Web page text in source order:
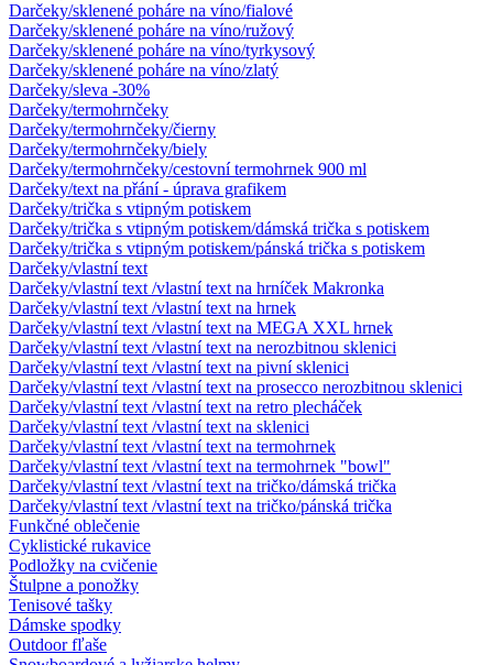
Darčeky/sklenené poháre na víno/fialové
Darčeky/sklenené poháre na víno/ružový
Darčeky/sklenené poháre na víno/tyrkysový
Darčeky/sklenené poháre na víno/zlatý
Darčeky/sleva -30%
Darčeky/termohrnčeky
Darčeky/termohrnčeky/čierny
Darčeky/termohrnčeky/biely
Darčeky/termohrnčeky/cestovní termohrnek 900 ml
Darčeky/text na přání - úprava grafikem
Darčeky/trička s vtipným potiskem
Darčeky/trička s vtipným potiskem/dámská trička s potiskem
Darčeky/trička s vtipným potiskem/pánská trička s potiskem
Darčeky/vlastní text
Darčeky/vlastní text /vlastní text na hrníček Makronka
Darčeky/vlastní text /vlastní text na hrnek
Darčeky/vlastní text /vlastní text na MEGA XXL hrnek
Darčeky/vlastní text /vlastní text na nerozbitnou sklenici
Darčeky/vlastní text /vlastní text na pivní sklenici
Darčeky/vlastní text /vlastní text na prosecco nerozbitnou sklenici
Darčeky/vlastní text /vlastní text na retro plecháček
Darčeky/vlastní text /vlastní text na sklenici
Darčeky/vlastní text /vlastní text na termohrnek
Darčeky/vlastní text /vlastní text na termohrnek "bowl"
Darčeky/vlastní text /vlastní text na tričko/dámská trička
Darčeky/vlastní text /vlastní text na tričko/pánská trička
Funkčné oblečenie
Cyklistické rukavice
Podložky na cvičenie
Štulpne a ponožky
Tenisové tašky
Dámske spodky
Outdoor fľaše